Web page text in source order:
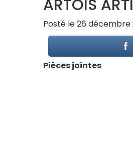
ARTOIS
Posté le 26 décembre
Pièces jointes